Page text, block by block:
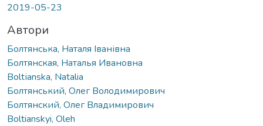
2019-05-23
Автори
Болтянська, Наталя Іванівна
Болтянская, Наталья Ивановна
Boltіanska, Natalia
Болтянський, Олег Володимирович
Болтянский, Олег Владимирович
Boltianskyi, Oleh